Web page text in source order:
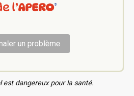
un problème
est dangereux pour la santé.